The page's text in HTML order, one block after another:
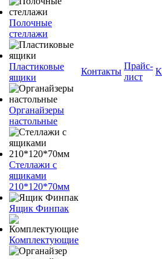
Полочные
стеллажи
Пластиковые
ящики
Органайзеры
настольные
Стеллажи с
ящиками
210*120*70мм
Ящик Финпак
Комплектующие
Контакты
Прайс-
лист